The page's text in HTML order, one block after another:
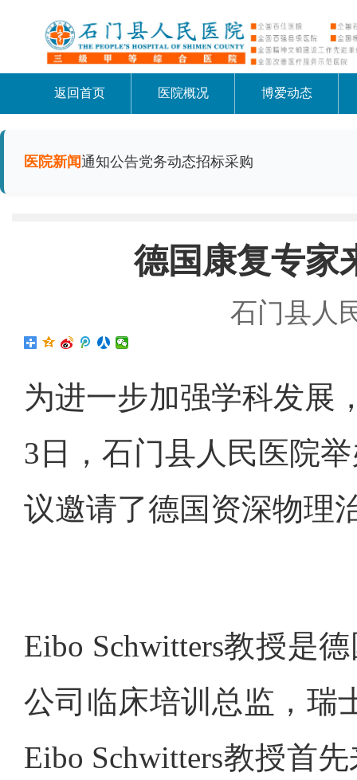
返回首页 医院概况 博爱动态
医院新闻通知公告党务动态招标采购
德国康复专家
石门县人
为进一步加强学科发展
3日，石门县人民医院
议邀请了德国资深物理
Eibo Schwitters教授是
公司临床培训总监，瑞
Eibo Schwitters教授首